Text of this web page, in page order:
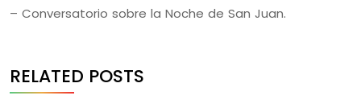
– Conversatorio sobre la Noche de San Juan.
RELATED POSTS